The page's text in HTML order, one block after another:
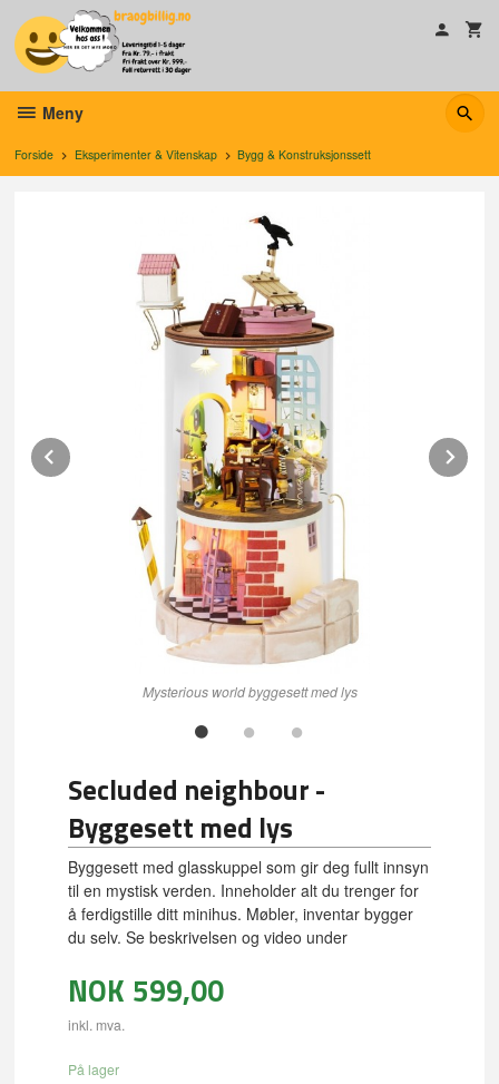
innholdet
Meny
Forside Eksperimenter & Vitenskap Bygg & Konstruksjonssett
Mysterious world byggesett med lys
Prev
Secluded neighbour -
Byggesett med lys
Byggesett med glasskuppel som gir deg fullt innsyn
til en mystisk verden. Inneholder alt du trenger for
å ferdigstille ditt minihus. Møbler, inventar bygger
du selv. Se beskrivelsen og video under
NOK 599,00
inkl. mva.
På lager